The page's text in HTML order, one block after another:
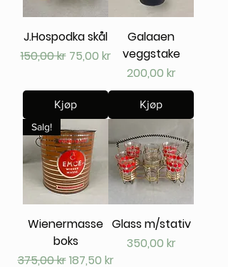
J.Hospodka skål
Vanlig pris
150,00 kr Salgspris
75,00 kr
Kjøp
Galaaen
veggstake
Pris
200,00 kr
Kjøp
Salg!
Wienermasse
boks
Vanlig pris
375,00 krSalgspris
187,50 kr
Glass m/stativ
Pris
350,00 kr